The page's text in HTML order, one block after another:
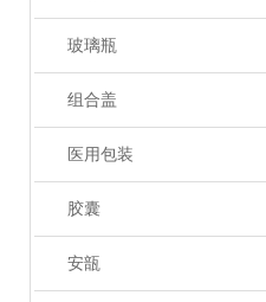
玻璃瓶
组合盖
医用包装
胶囊
安瓿